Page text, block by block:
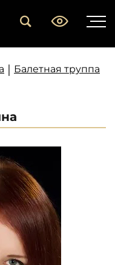
| Балетная труппа